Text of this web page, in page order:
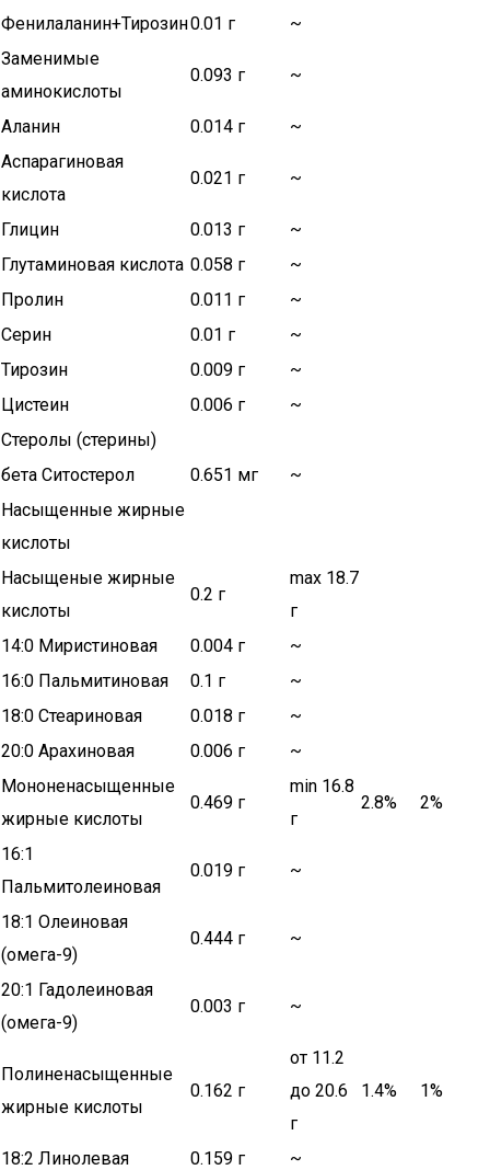
Фенилаланин+Тирозин0.01 г
~
Заменимые
аминокислоты
0.093 г ~
Аланин 0.014 г
~
Аспарагиновая
кислота
0.021 г ~
Глицин 0.013 г
~
Глутаминовая кислота 0.058 г
~
Пролин
0.011 г
~
Серин
0.01 г
~
Тирозин
0.009 г
~
Цистеин
0.006 г
~
Стеролы (стерины)
бета Ситостерол
0.651 мг
~
Насыщенные жирные
кислоты
Насыщеные жирные
кислоты
0.2 г
max 18.7
г
14:0 Миристиновая
0.004 г
~
16:0 Пальмитиновая
0.1 г
~
18:0 Стеариновая
0.018 г
~
20:0 Арахиновая
0.006 г
~
Мононенасыщенные
жирные кислоты
0.469 г
min 16.8
г
2.8% 2%
16:1
Пальмитолеиновая
0.019 г ~
18:1 Олеиновая
(омега-9)
0.444 г ~
20:1 Гадолеиновая
(омега-9)
0.003 г ~
Полиненасыщенные
жирные кислоты
0.162 г
от 11.2
до 20.6
г
1.4% 1%
18:2 Линолевая 0.159 г
~